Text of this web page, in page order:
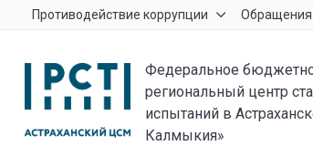
Противодействие коррупции Обращения
Федеральное
региональный центр
испытаний в
Калмыкия»